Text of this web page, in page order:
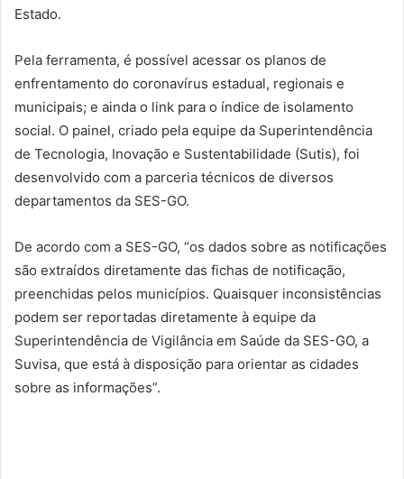
Estado.
Pela ferramenta, é possível acessar os planos de
enfrentamento do coronavírus estadual, regionais e
municipais; e ainda o link para o índice de isolamento
social. O painel, criado pela equipe da Superintendência
de Tecnologia, Inovação e Sustentabilidade (Sutis), foi
desenvolvido com a parceria técnicos de diversos
departamentos da SES-GO.
De acordo com a SES-GO, “os dados sobre as notificações
são extraídos diretamente das fichas de notificação,
preenchidas pelos municípios. Quaisquer inconsistências
podem ser reportadas diretamente à equipe da
Superintendência de Vigilância em Saúde da SES-GO, a
Suvisa, que está à disposição para orientar as cidades
sobre as informações”.